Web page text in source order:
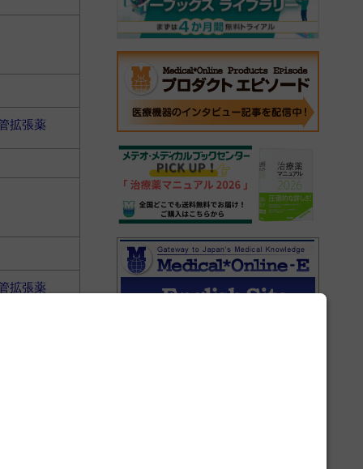
拡張薬
拡張薬
表示し、